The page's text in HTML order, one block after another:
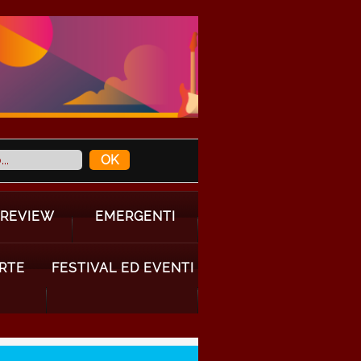
EMERGENTI
FESTIVAL ED EVENTI